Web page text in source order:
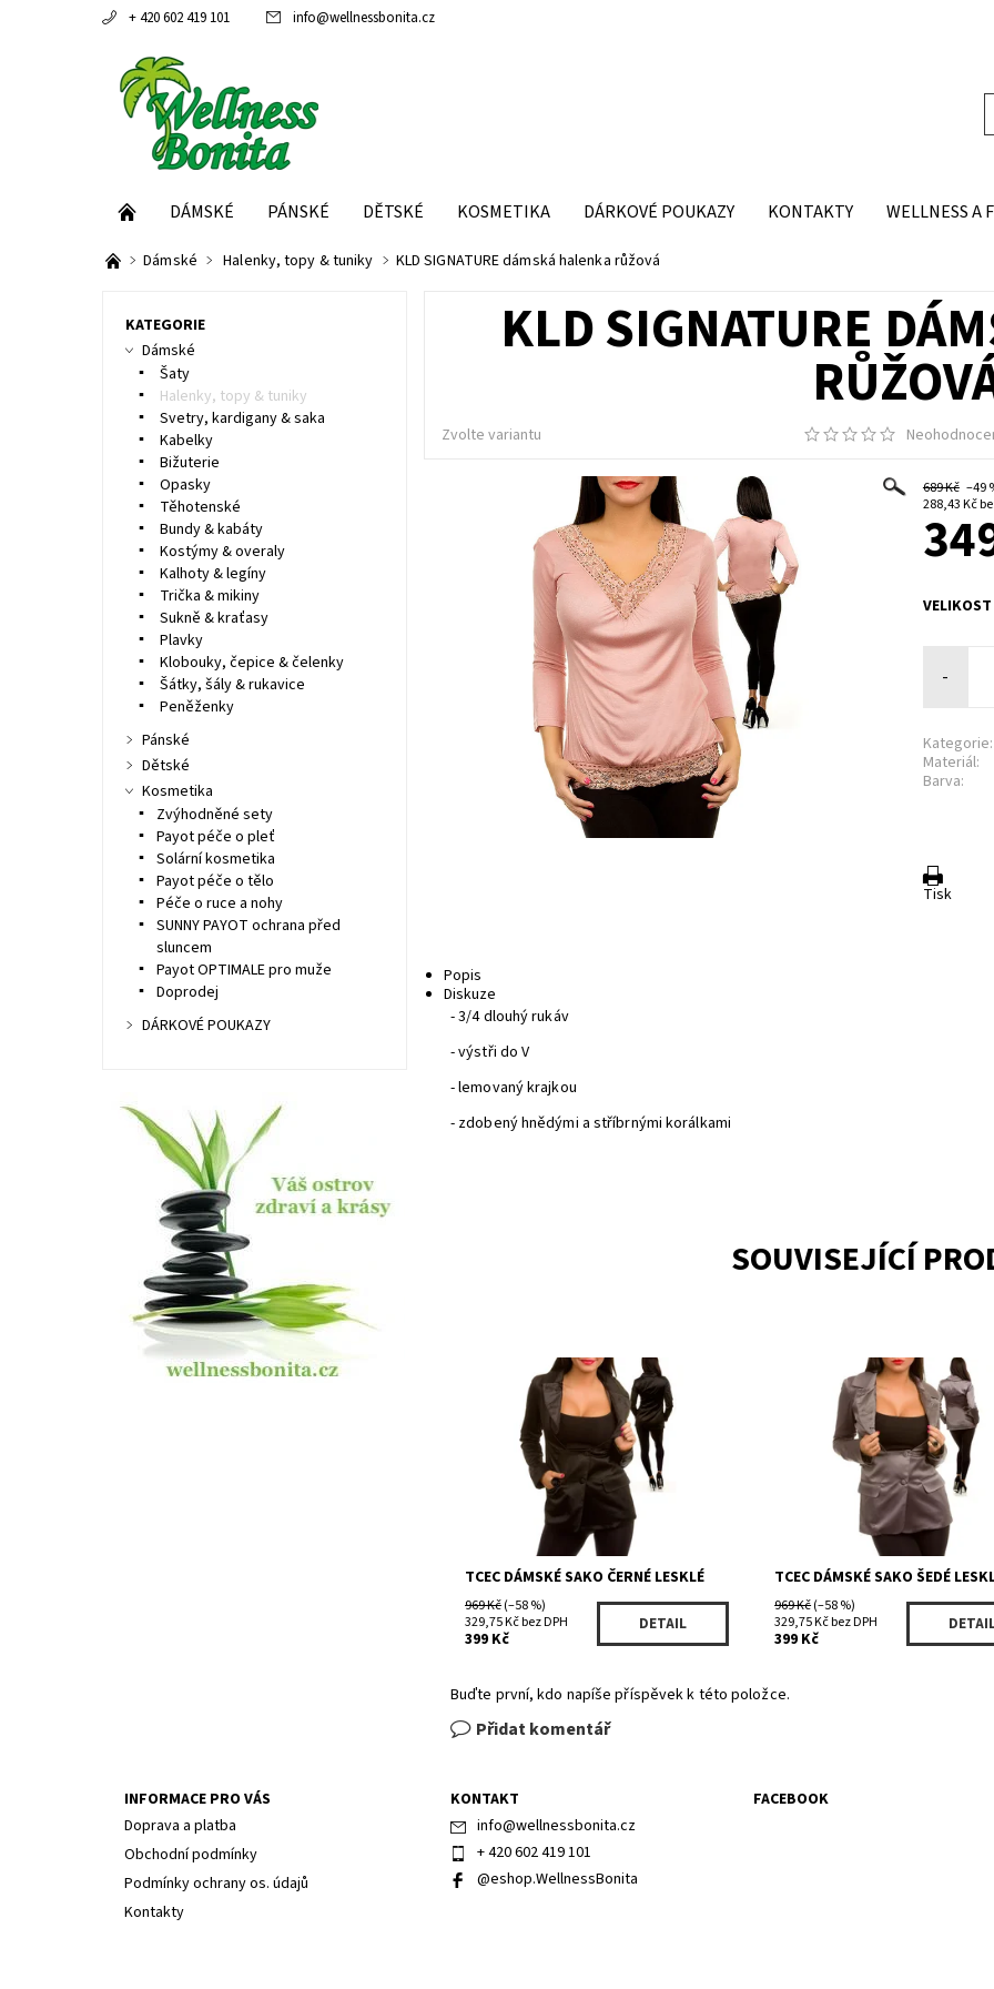
+ 420 602 419 101 info@wellnessbonita.cz
DÁMSKÉ PÁNSKÉ DĚTSKÉ KOSMETIKA DÁRKOVÉ POUKAZY KONTAKTY WELLNESS A
Dámské Halenky, topy & tuniky KLD SIGNATURE dámská halenka růžová
KLD SIGNATURE
Zvolte variantu
689 Kč –49
VELIKOST
-
Kategorie:
Materiál:
Barva:
Tisk
Popis
Diskuze
- 3/4 dlouhý rukáv
- výstři do V
- lemovaný krajkou
- zdobený hnědými a stříbrnými korálkami
SOUVISEJÍCÍ
Dostupnost:
Skladem 2
CJ5019BK
TCEC DÁMSKÉ SAKO ČERNÉ LESKLÉ
969 Kč(–58 %)
329,75 Kč bez DPH
399 Kč
DETAIL
Dostupnost:
Skladem 2
CJ5019GE/894
TCEC
TCEC DÁMSKÉ SAKO ŠEDÉ
969 Kč(–58 %)
329,75 Kč bez DPH
399 Kč
Buďte první, kdo napíše příspěvek k této položce.
Přidat komentář
KATEGORIE
Dámské
Šaty
Halenky, topy & tuniky
Svetry, kardigany & saka
Kabelky
Bižuterie
Opasky
Těhotenské
Bundy & kabáty
Kostýmy & overaly
Kalhoty & legíny
Trička & mikiny
Sukně & kraťasy
Plavky
Klobouky, čepice & čelenky
Šátky, šály & rukavice
Peněženky
Pánské
Dětské
Kosmetika
Zvýhodněné sety
Payot péče o pleť
Solární kosmetika
Payot péče o tělo
Péče o ruce a nohy
SUNNY PAYOT ochrana před
sluncem
Payot OPTIMALE pro muže
Doprodej
DÁRKOVÉ POUKAZY
INFORMACE PRO VÁS
Doprava a platba
Obchodní podmínky
Podmínky ochrany os. údajů
Kontakty
KONTAKT
info@wellnessbonita.cz
+ 420 602 419 101
@eshop.WellnessBonita
FACEBOOK